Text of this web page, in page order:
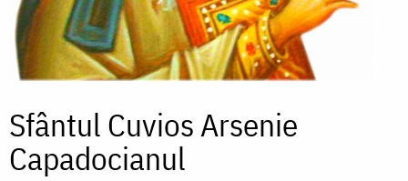
Sfântul Cuvios Arsenie
Capadocianul